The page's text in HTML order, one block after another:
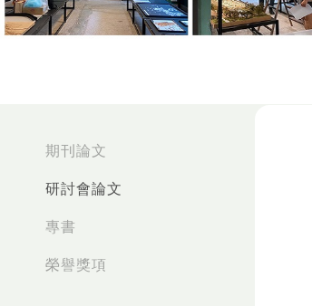
期刊論文
研討會論文
專書
榮譽獎項